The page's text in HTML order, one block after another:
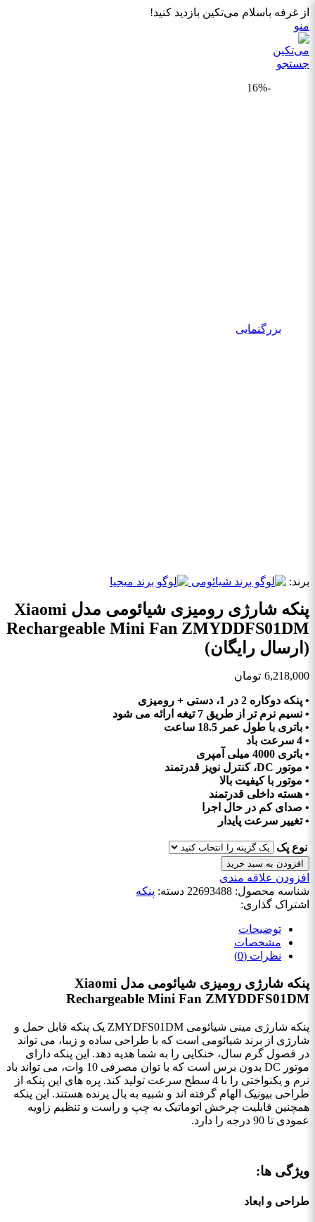
از غرفه باسلام می‌تکین بازدید کنید!
منو
جستجو
-16%
بزرگنمایی
برند:
پنکه شارژی رومیزی شیائومی مدل Xiaomi
Rechargeable Mini Fan ZMYDDFS01DM
(ارسال رایگان)
6,218,000 تومان
• پنکه دوکاره 2 در 1، دستی + رومیزی
• نسیم نرم تر از طریق 7 تیغه ارائه می شود
• باتری با طول عمر 18.5 ساعت
• 4 سرعت باد
• باتری 4000 میلی آمپری
• موتور DC، کنترل نویز قدرتمند
• موتور با کیفیت بالا
• هسته داخلی قدرتمند
• صدای کم در حال اجرا
• تغییر سرعت پایدار
نوع پک
افزودن به سبد خرید
افزودن علاقه مندی
شناسه محصول: 22693488 دسته: پنکه
اشتراک گذاری:
توضیحات
مشخصات
نظرات (0)
پنکه شارژی رومیزی شیائومی مدل Xiaomi
Rechargeable Mini Fan ZMYDDFS01DM
پنکه شارژی مینی شیائومی ZMYDFS01DM یک پنکه قابل حمل و
شارژی از برند شیائومی است که با طراحی ساده و زیبا، می ‌تواند
در فصول گرم سال، خنکایی را به شما هدیه دهد. این پنکه دارای
موتور DC بدون برس است که با توان مصرفی 10 وات، می ‌تواند باد
نرم و یکنواختی را با 4 سطح سرعت تولید کند. پره‌ های این پنکه از
طراحی بیونیک الهام گرفته ‌اند و شبیه به بال پرنده هستند. این پنکه
همچنین قابلیت چرخش اتوماتیک به چپ و راست و تنظیم زاویه
عمودی تا 90 درجه را دارد.
ویژگی ها:
طراحی و ابعاد